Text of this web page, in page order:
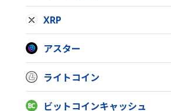
XRP
アスター
ライトコイン
ビットコインキャッシュ